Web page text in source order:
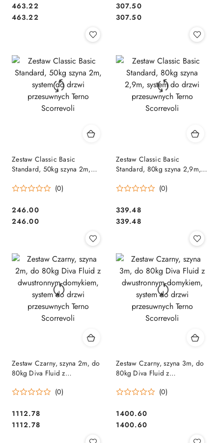
Cena:
463.22
Cena:
463.22
Cena:
307.50
Cena:
307.50
Zestaw Classic Basic
Standard, 50kg szyna 2m,
Terno Scorrevoli
(0)
Cena:
246.00
Cena:
246.00
Zestaw Classic Basic
Standard, 80kg szyna 2,9m,
Terno Scorrevoli
(0)
Cena:
339.48
Cena:
339.48
Zestaw Czarny, szyna 2m, do
80kg Diva Fluid z
system do drzwi przesuwnych
(0)
Cena:
1112.78
Cena:
1112.78
Zestaw Czarny, szyna 3m, do
80kg Diva Fluid z
system do drzwi przesuwnych
(0)
Cena:
1400.60
Cena:
1400.60